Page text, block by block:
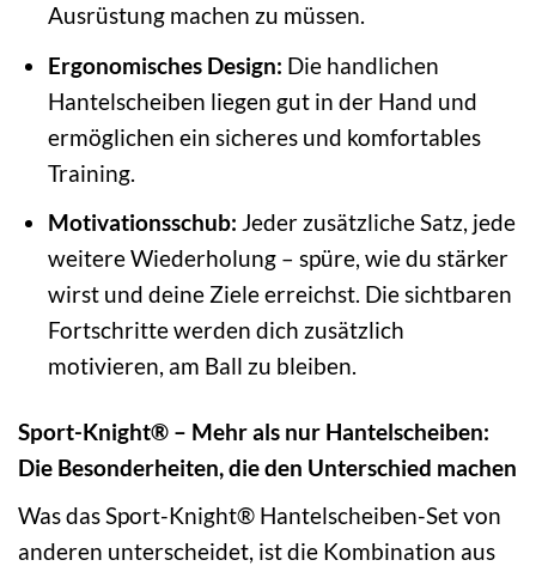
Ausrüstung machen zu müssen.
Ergonomisches Design: Die handlichen
Hantelscheiben liegen gut in der Hand und
ermöglichen ein sicheres und komfortables
Training.
Motivationsschub: Jeder zusätzliche Satz, jede
weitere Wiederholung – spüre, wie du stärker
wirst und deine Ziele erreichst. Die sichtbaren
Fortschritte werden dich zusätzlich
motivieren, am Ball zu bleiben.
Sport-Knight® – Mehr als nur Hantelscheiben:
Die Besonderheiten, die den Unterschied machen
Was das Sport-Knight® Hantelscheiben-Set von
anderen unterscheidet, ist die Kombination aus